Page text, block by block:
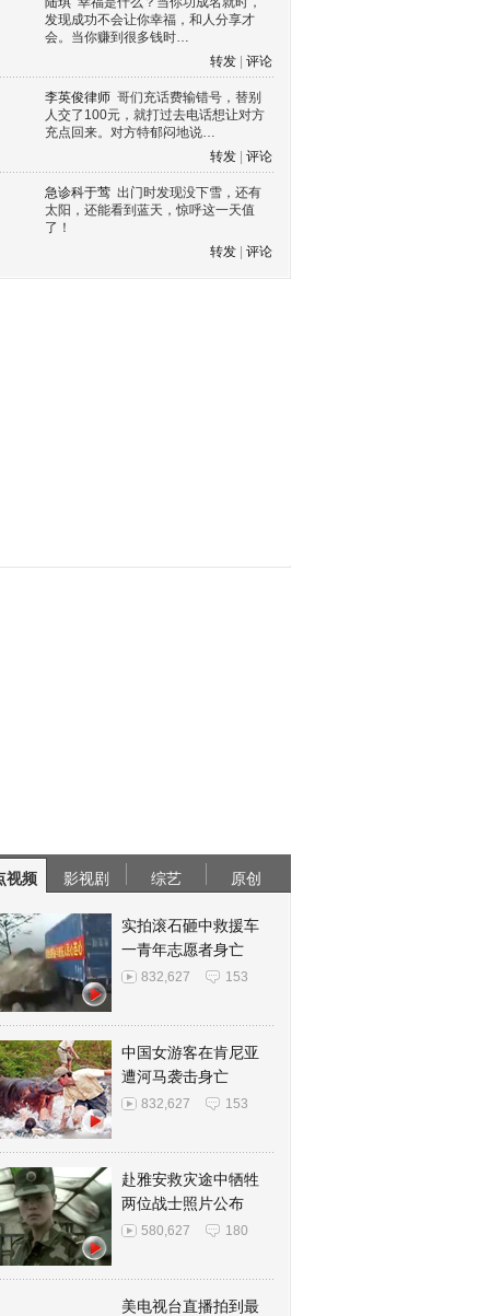
发现成功不会让你幸福，和人分享才
会。当你赚到很多钱时…
转发
评论
李英俊律师 哥们充话费输错号，替别
人交了100元，就打过去电话想让对方
充点回来。对方特郁闷地说…
转发
评论
急诊科于莺 出门时发现没下雪，还有
太阳，还能看到蓝天，惊呼这一天值
了！
转发
评论
视频 影视剧 综艺 原创
实拍滚石砸中救援车
一青年志愿者身亡
832,627 153
中国女游客在肯尼亚
遭河马袭击身亡
832,627 153
赴雅安救灾途中牺牲
两位战士照片公布
580,627 180
美电视台直播拍到最